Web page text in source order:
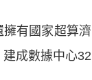
有國家超算濟
成數據中心32